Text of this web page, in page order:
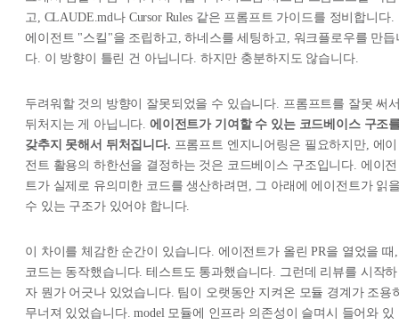
고, CLAUDE.md나 Cursor Rules 같은 프롬프트 가이드를 정비합니다.
에이전트 "스킬"을 조립하고, 하네스를 세팅하고, 워크플로우를 만듭
다. 이 방향이 틀린 건 아닙니다. 하지만 충분하지도 않습니다.
두려워할 것의 방향이 잘못되었을 수 있습니다. 프롬프트를 잘못 써
뒤처지는 게 아닙니다. 에이전트가 기여할 수 있는 코드베이스 구조
갖추지 못해서 뒤처집니다. 프롬프트 엔지니어링은 필요하지만, 에이
전트 활용의 하한선을 결정하는 것은 코드베이스 구조입니다. 에이전
트가 실제로 유의미한 코드를 생산하려면, 그 아래에 에이전트가 읽
수 있는 구조가 있어야 합니다.
이 차이를 체감한 순간이 있습니다. 에이전트가 올린 PR을 열었을 때,
코드는 동작했습니다. 테스트도 통과했습니다. 그런데 리뷰를 시작하
자 뭔가 어긋나 있었습니다. 팀이 오랫동안 지켜온 모듈 경계가 조용
무너져 있었습니다. model 모듈에 인프라 의존성이 슬며시 들어와 있